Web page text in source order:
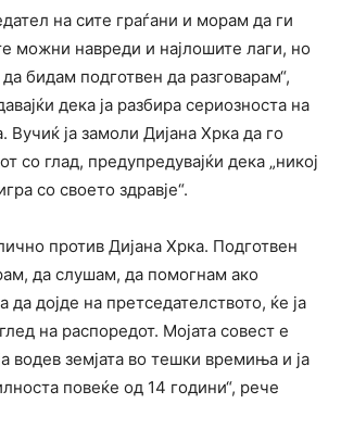
на сите граѓани и морам да ги
можни навреди и најлошите лаги, но
бидам подготвен да разговарам“,
дека ја разбира сериозноста на
Вучиќ ја замоли Дијана Хрка да го
со глад, предупредувајќи дека „никој
со своето здравје“.
против Дијана Хрка. Подготвен
да слушам, да помогнам ако
дојде на претседателството, ќе ја
на распоредот. Мојата совест е
водев земјата во тешки времиња и ја
повеќе од 14 години“, рече